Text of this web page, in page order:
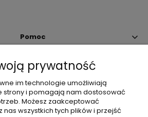
Pomoc
Moje konto
i dostawa
prywatność
im technologie umożliwiają
strony i pomagają nam dostosować
Możesz zaakceptować
nas wszystkich tych plików i przejść